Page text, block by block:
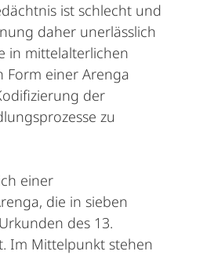
ist schlecht und
daher unerlässlich
in mittelalterlichen
Form einer Arenga
der
zu
einer
die in sieben
des 13.
Im Mittelpunkt stehen